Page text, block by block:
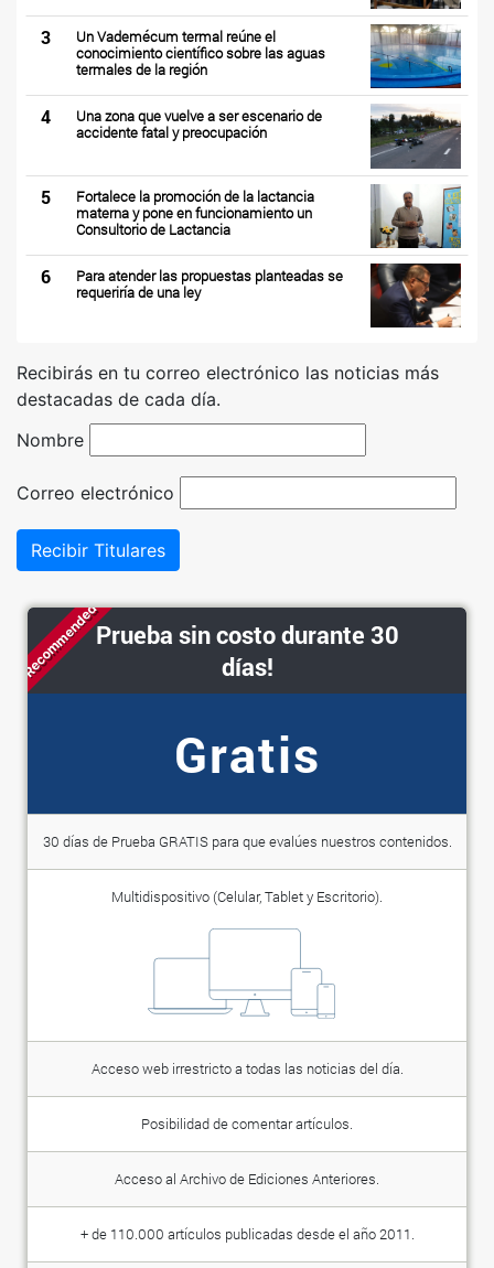
3
Un Vademécum termal reúne el
conocimiento científico sobre las aguas
termales de la región
4
Una zona que vuelve a ser escenario de
accidente fatal y preocupación
5
Fortalece la promoción de la lactancia
materna y pone en funcionamiento un
Consultorio de Lactancia
6
Para atender las propuestas planteadas se
requeriría de una ley
Recibirás en tu correo electrónico las noticias más
destacadas de cada día.
Nombre
Correo electrónico
Recibir Titulares
RecommendedPrueba sin costo durante 30
días!
Gratis
30 días de Prueba GRATIS para que evalúes nuestros contenidos.
Multidispositivo (Celular, Tablet y Escritorio).
Acceso web irrestricto a todas las noticias del día.
Posibilidad de comentar artículos.
Acceso al Archivo de Ediciones Anteriores.
+ de 110.000 artículos publicadas desde el año 2011.